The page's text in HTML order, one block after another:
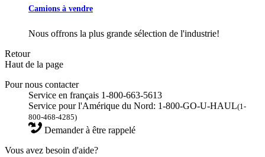
Camions à vendre
Nous offrons la plus grande sélection de l'industrie!
Retour
Haut de la page
Pour nous contacter
Service en français 1-800-663-5613
Service pour l'Amérique du Nord: 1-800-GO-U-HAUL(1-
800-468-4285)
Demander à être rappelé
Vous avez besoin d'aide?